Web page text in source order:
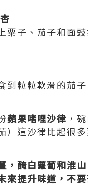
粟子、茄子和面
粒粒軟滑的茄子
蘋果啫哩沙律 ，
這沙律比起很
，醃白蘿蔔和淮山
來提升味道，不要